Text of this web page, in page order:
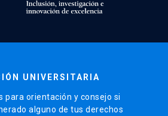
UNIVERSITARIA
para orientación y consejo si
alguno de tus derechos